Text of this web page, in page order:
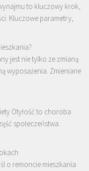
to kluczowy krok,
Kluczowe parametry,
jest nie tylko ze zmianą
wyposażenia. Zmieniane
Otyłość to choroba
społeczeństwa.
o remoncie mieszkania